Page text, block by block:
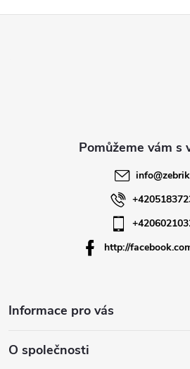
info@
http://
Informace pro vás
O společnosti